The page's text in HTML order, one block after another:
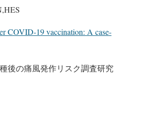
COVID-19 vaccination: A case-
後の痛風発作リスク調査研究